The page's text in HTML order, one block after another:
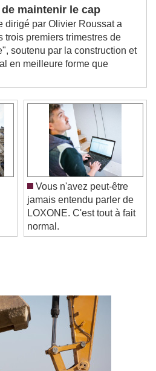
L'activité en France
maintenir le cap
dirigé par Olivier Roussat a
premiers trimestres de
soutenu par la construction et
en meilleure forme que
Vous n'avez peut-être
jamais entendu parler de
LOXONE. C'est tout à fait
normal.